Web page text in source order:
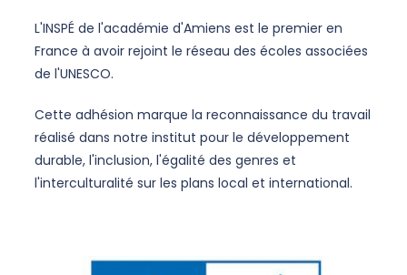
L'INSPÉ de l'académie d'Amiens est le premier en
France à avoir rejoint le réseau des écoles associées
de l'UNESCO.
Cette adhésion marque la reconnaissance du travail
réalisé dans notre institut pour le développement
durable, l'inclusion, l'égalité des genres et
l'interculturalité sur les plans local et international.